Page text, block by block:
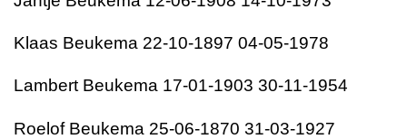
Klaas Beukema 22-10-1897 04-05-1978
Lambert Beukema 17-01-1903 30-11-1954
Roelof Beukema 25-06-1870 31-03-1927